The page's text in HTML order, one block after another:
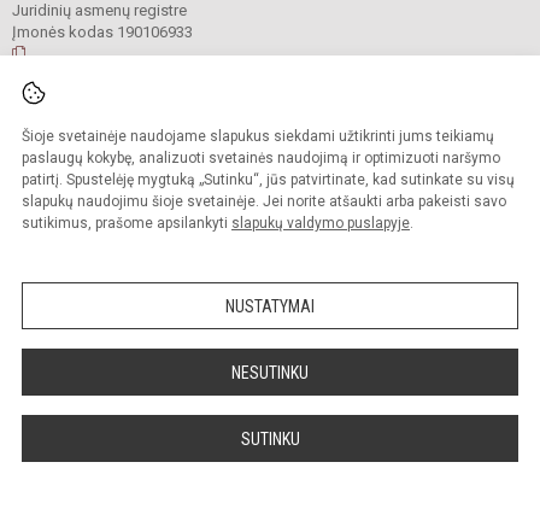
Šioje svetainėje naudojame slapukus siekdami užtikrinti jums teikiamų
paslaugų kokybę, analizuoti svetainės naudojimą ir optimizuoti naršymo
patirtį. Spustelėję mygtuką „Sutinku“, jūs patvirtinate, kad sutinkate su visų
slapukų naudojimu šioje svetainėje. Jei norite atšaukti arba pakeisti savo
sutikimus, prašome apsilankyti slapukų valdymo puslapyje.
NUSTATYMAI
NESUTINKU
SUTINKU
Juridinių asmenų registre
Įmonės kodas 190106933
saugomos.
Kopijuoti turinį be raštiško gimnazijos sutikimo griežtai draudžiama.
Prieinamumo paraiška Slapukų valdymas
Sumanus būdas atnaujinti